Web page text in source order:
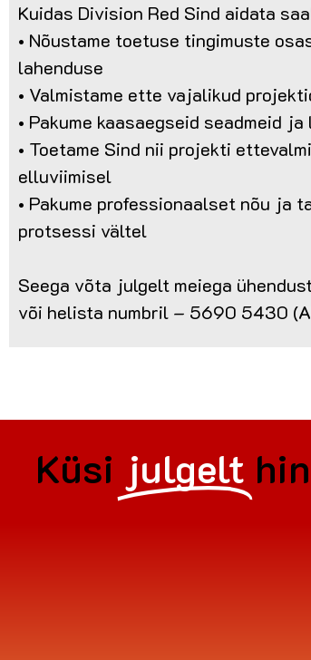
Kuidas Division Red Sind aidata
• Nõustame toetuse tingimuste
lahenduse
• Valmistame ette vajalikud
• Pakume kaasaegseid seadmeid
• Toetame Sind nii projekti
elluviimisel
• Pakume professionaalset nõu ja
protsessi vältel
Seega võta julgelt meiega
või helista numbril – 5690 5430
Küsi julgelt